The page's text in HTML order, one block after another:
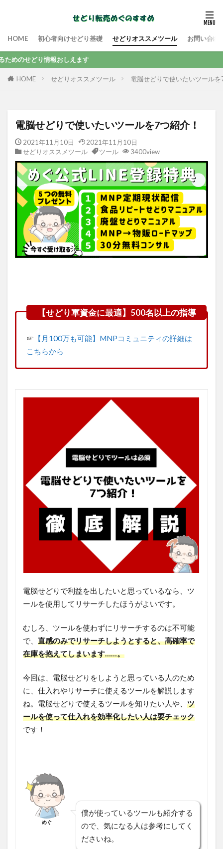
HOME 初心者向けせどり基礎 せどりオススメツール お問い合わ
報おしえます
HOME せどりオススメツール 電脳せどりで使いたいツール
電脳せどりで使いたいツールを7つ紹介！
2021年11月10日
2021年11月10日
せどりオススメツール
ツール 3400view
☞ 【月100万も可能】MNPコミュニティの詳細は
こちらから
電脳せどりで利益を出したいと思っているなら、ツ
ールを使用してリサーチしたほうがよいです。
むしろ、ツールを使わずにリサーチするのは不可能
で、 直感のみでリサーチしようとすると、高確率で
在庫を抱えてしまいます……。
今回は、電脳せどりをしようと思っている人のため
に、仕入れやリサーチに使えるツールを解説します
ね。電脳せどりで使えるツールを知りたい人や、 ツ
ールを使って仕入れを効率化したい人は要チェック
です！
めぐ
僕が使っているツールも紹介する
ので、気になる人は参考にしてく
ださいね。